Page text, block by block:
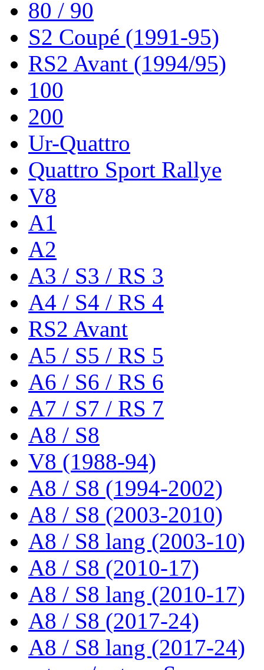
80 / 90
S2 Coupé (1991-95)
RS2 Avant (1994/95)
100
200
Ur-Quattro
Quattro Sport Rallye
V8
A1
A2
A3 / S3 / RS 3
A4 / S4 / RS 4
RS2 Avant
A5 / S5 / RS 5
A6 / S6 / RS 6
A7 / S7 / RS 7
A8 / S8
V8 (1988-94)
A8 / S8 (1994-2002)
A8 / S8 (2003-2010)
A8 / S8 lang (2003-10)
A8 / S8 (2010-17)
A8 / S8 lang (2010-17)
A8 / S8 (2017-24)
A8 / S8 lang (2017-24)